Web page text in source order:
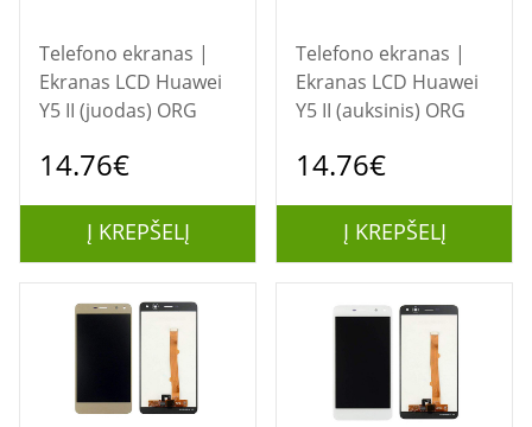
Telefono ekranas |
Ekranas LCD Huawei
Y5 II (juodas) ORG
14.76€
Į KREPŠELĮ
Telefono ekranas |
Ekranas LCD Huawei
Y5 II (auksinis) ORG
14.76€
Į KREPŠELĮ